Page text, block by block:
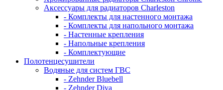
Аксессуары для радиаторов Charleston
- Комплекты для настенного монтажа
- Комплекты для напольного монтажа
- Настенные крепления
- Напольные крепления
- Комплектующие
Полотенцесушители
Водяные для систем ГВС
- Zehnder Bluebell
- Zehnder Diva